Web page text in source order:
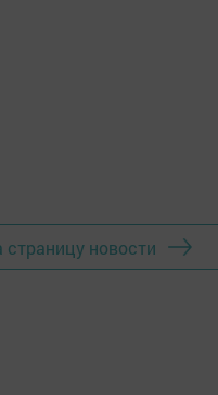
страницу новости